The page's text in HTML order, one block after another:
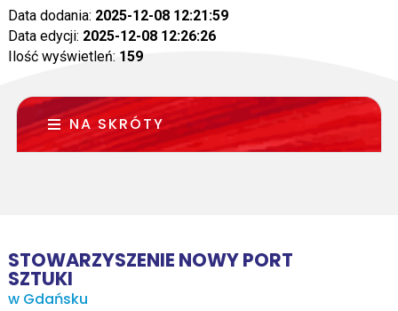
Data dodania: 2025-12-08 12:21:59
Data edycji: 2025-12-08 12:26:26
Ilość wyświetleń: 159
NA SKRÓTY
STOWARZYSZENIE NOWY PORT
SZTUKI
w Gdańsku